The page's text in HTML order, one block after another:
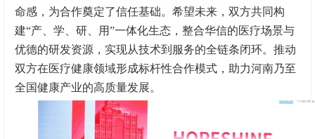
命感，为合作奠定了信任基础。希望未来，双方共同构
建‌“产、学、研、用”一体化生态‌，整合华信的医疗场景与
优德的研发资源，实现从技术到服务的全链条闭环。推动
双方在医疗健康领域形成标杆性合作模式，助力河南乃至
全国健康产业的高质量发展。